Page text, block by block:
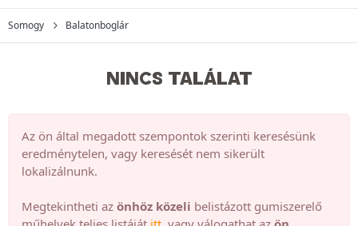
Somogy Balatonboglár
NINCS TALÁLAT
Az ön által megadott szempontok szerinti keresésünk
eredménytelen, vagy keresését nem sikerült
lokalizálnunk.
Megtekintheti az önhöz közeli belistázott gumiszerelő